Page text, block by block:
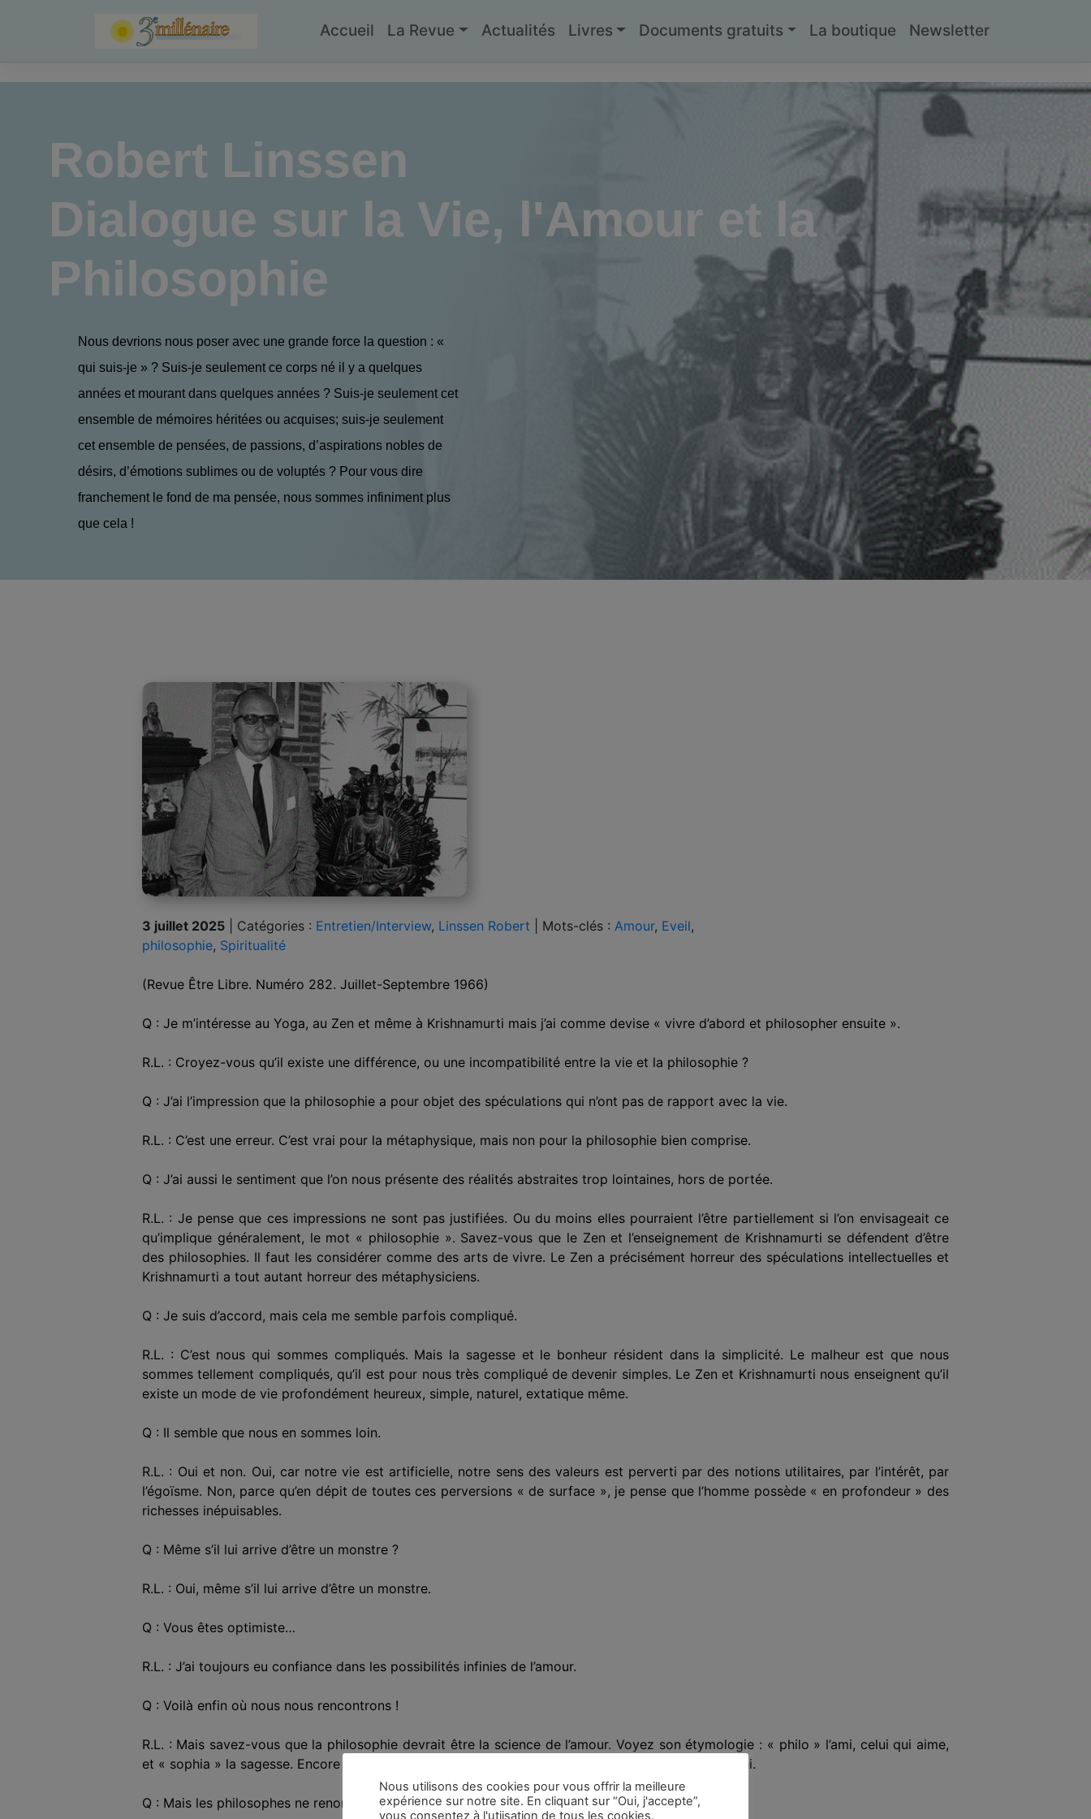
Accueil La Revue Actualités Livres Documents gratuits La boutique Newsletter
Robert Linssen
Dialogue sur la Vie, l'Amour et la
Philosophie
Nous devrions nous poser avec une grande force la question : «
qui suis-je » ? Suis-je seulement ce corps né il y a quelques
années et mourant dans quelques années ? Suis-je seulement cet
ensemble de mémoires héritées ou acquises; suis-je seulement
cet ensemble de pensées, de passions, d’aspirations nobles de
désirs, d’émotions sublimes ou de voluptés ? Pour vous dire
franchement le fond de ma pensée, nous sommes infiniment plus
que cela !
3 juillet 2025 Catégories : Entretien/Interview, Linssen Robert Mots-clés : Amour, Eveil,
philosophie, Spiritualité
(Revue Être Libre. Numéro 282. Juillet-Septembre 1966)
Q : Je m’intéresse au Yoga, au Zen et même à Krishnamurti mais j’ai comme devise « vivre d’abord et philosopher ensuite ».
R.L. : Croyez-vous qu’il existe une différence, ou une incompatibilité entre la vie et la philosophie ?
Q : J’ai l’impression que la philosophie a pour objet des spéculations qui n’ont pas de rapport avec la vie.
R.L. : C’est une erreur. C’est vrai pour la métaphysique, mais non pour la philosophie bien comprise.
Q : J’ai aussi le sentiment que l’on nous présente des réalités abstraites trop lointaines, hors de portée.
R.L. : Je pense que ces impressions ne sont pas justifiées. Ou du moins elles pourraient l’être partiellement si l’on envisageait ce
qu’implique généralement, le mot « philosophie ». Savez-vous que le Zen et l’enseignement de Krishnamurti se défendent d’être
des philosophies. Il faut les considérer comme des arts de vivre. Le Zen a précisément horreur des spéculations intellectuelles et
Krishnamurti a tout autant horreur des métaphysiciens.
Q : Je suis d’accord, mais cela me semble parfois compliqué.
R.L. : C’est nous qui sommes compliqués. Mais la sagesse et le bonheur résident dans la simplicité. Le malheur est que nous
sommes tellement compliqués, qu’il est pour nous très compliqué de devenir simples. Le Zen et Krishnamurti nous enseignent qu’il
existe un mode de vie profondément heureux, simple, naturel, extatique même.
Q : Il semble que nous en sommes loin.
R.L. : Oui et non. Oui, car notre vie est artificielle, notre sens des valeurs est perverti par des notions utilitaires, par l’intérêt, par
l’égoïsme. Non, parce qu’en dépit de toutes ces perversions « de surface », je pense que l’homme possède « en profondeur » des
richesses inépuisables.
Q : Même s’il lui arrive d’être un monstre ?
R.L. : Oui, même s’il lui arrive d’être un monstre.
Q : Vous êtes optimiste…
R.L. : J’ai toujours eu confiance dans les possibilités infinies de l’amour.
Q : Voilà enfin où nous nous rencontrons !
R.L. : Mais savez-vous que la philosophie devrait être la science de l’amour. Voyez son étymologie : « philo » l’ami, celui qui aime,
et « sophia » la sagesse. Encore faut-il nous entendre sur ce terme qui a été bafoué, mille fois trahi.
Q : Mais les philosophes ne renoncent-ils pas en général à l’amour ?
Nous utilisons des cookies pour vous offrir la meilleure
expérience sur notre site. En cliquant sur “Oui, j'accepte”,
vous consentez à l'utiisation de tous les cookies.